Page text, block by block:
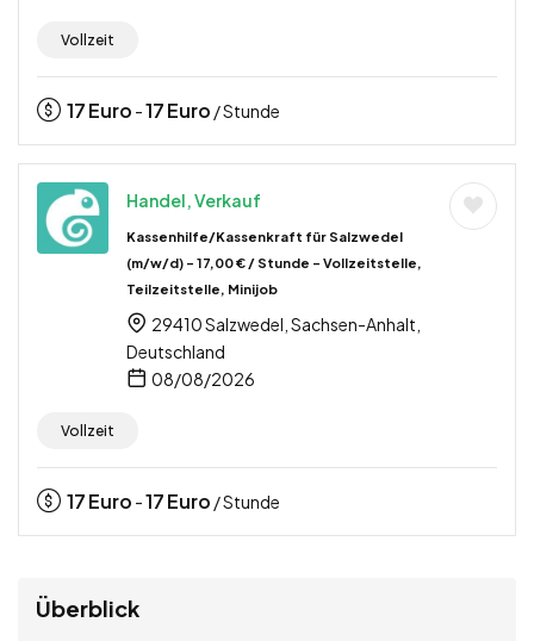
Vollzeit
17Euro -17Euro / Stunde
Handel, Verkauf
Kassenhilfe/Kassenkraft für Salzwedel
(m/w/d) – 17,00 € / Stunde – Vollzeitstelle,
Teilzeitstelle, Minijob
29410 Salzwedel, Sachsen-Anhalt,
Deutschland
08/08/2026
Vollzeit
17Euro -17Euro / Stunde
Überblick